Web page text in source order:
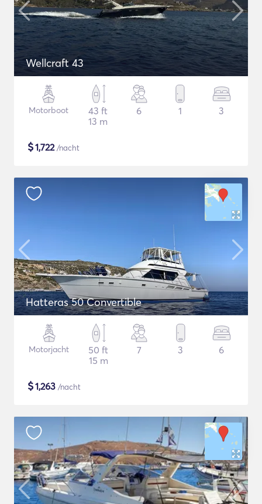
Wellcraft 43
Motorboot
43 ft
13 m
6 1 3
$1,722/nacht
Hatteras 50 Convertible
Motorjacht
50 ft
15 m
7 3 6
$1,263 /nacht